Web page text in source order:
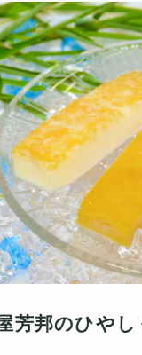
上杉農園